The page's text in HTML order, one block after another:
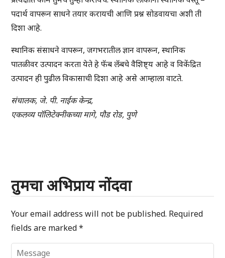
पदार्थ वापरून साधने तयार करायची आणि प्रश्न सोडवायचा अशी ती
दिशा आहे.
स्थानिक संसाधने वापरून, जगभरातील ज्ञान वापरून, स्थानिक
पातळीवर उत्पादन करता येते हे फॅब लॅबचे वैशिष्ट्य आहे व विकेंद्रित
उत्पादन ही पुढील विकासाची दिशा आहे असे आम्हाला वाटते.
संचालक, जे. पी. नाईक केन्द्र,
एकलव्य पॉलिटेक्नीकच्या मागे, पौड रोड, पुणे
तुमचा अभिप्राय नोंदवा
Your email address will not be published. Required
fields are marked*